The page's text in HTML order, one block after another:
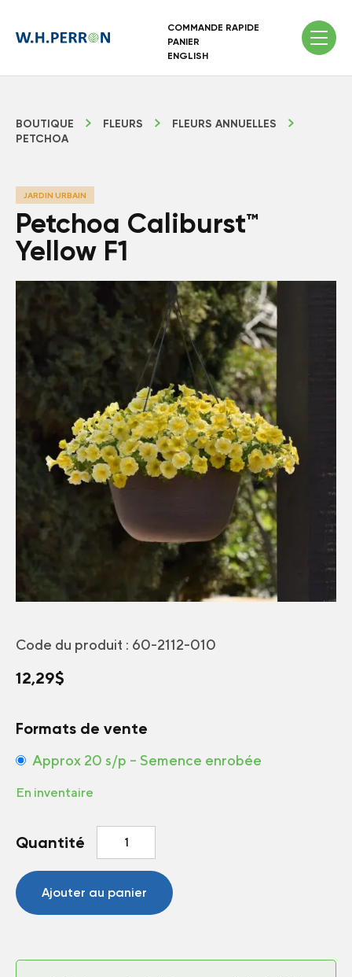
COMMANDE RAPIDE
PANIER
ENGLISH
BOUTIQUE FLEURS
FLEURS ANNUELLES
PETCHOA
JARDIN URBAIN
Petchoa Caliburst™
Yellow F1
Code du produit : 60-2112-010
12,29$
Formats de vente
Approx 20 s/p – Semence enrobée
En inventaire
Quantité
quantité
Petchoa
Caliburst™
Ajouter au panier